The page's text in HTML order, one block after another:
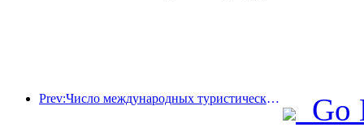
Prev:Число международных туристических прибытий в мире в первой половине года увеличилось на 5% в годовом исчислении
Go